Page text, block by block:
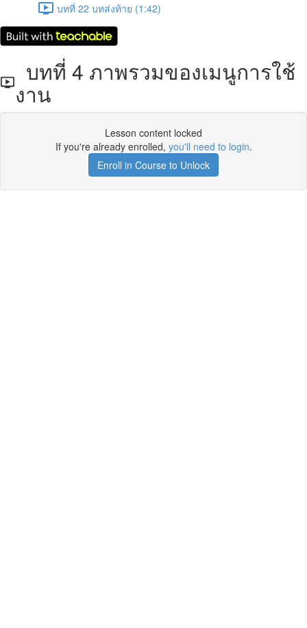
บทที่ 22 บทส่งท้าย (1:42)
บทที่ 4 ภาพรวมของเมนูการใช้
งาน
Lesson content locked
If you're already enrolled, you'll need to login.
Enroll in Course to Unlock